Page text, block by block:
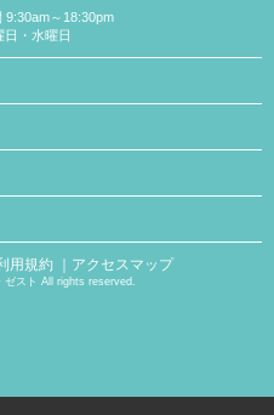
9:30am～18:30pm
日・水曜日
用規約 ｜アクセスマップ
スト All rights reserved.